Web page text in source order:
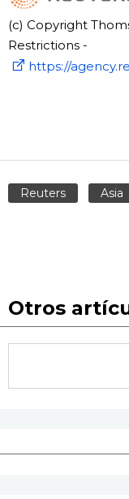
(c) Copyright
Restrictions -
https://
Reuters Asia
Otros